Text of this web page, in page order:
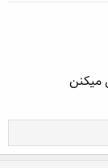
میکنن